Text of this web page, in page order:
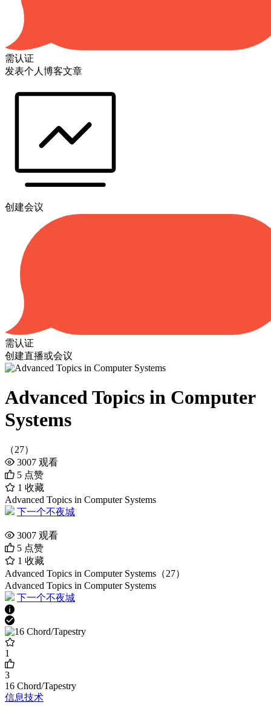
需认证
发表个人博客文章
创建会议
需认证
创建直播或会议
Advanced Topics in Computer
Systems
（27）
3007 观看
5 点赞
1 收藏
Advanced Topics in Computer Systems
下一个不夜城
3007 观看
5 点赞
1 收藏
Advanced Topics in Computer Systems（27）
Advanced Topics in Computer Systems
下一个不夜城
1
3
16 Chord/Tapestry
信息技术